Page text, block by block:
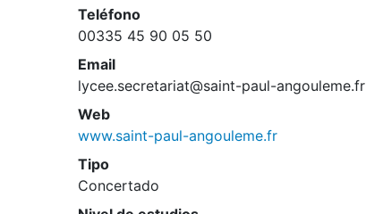
Teléfono
00335 45 90 05 50
Email
lycee.secretariat@saint-paul-angouleme.fr
Web
www.saint-paul-angouleme.fr
Tipo
Concertado